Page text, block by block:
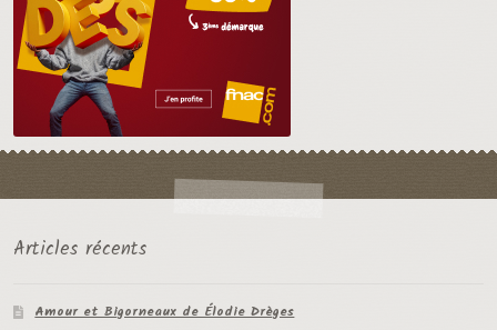
Articles récents
Amour et Bigorneaux de Élodie Drèges